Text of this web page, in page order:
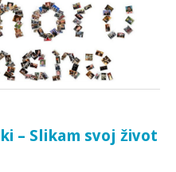
– Slikam svoj život